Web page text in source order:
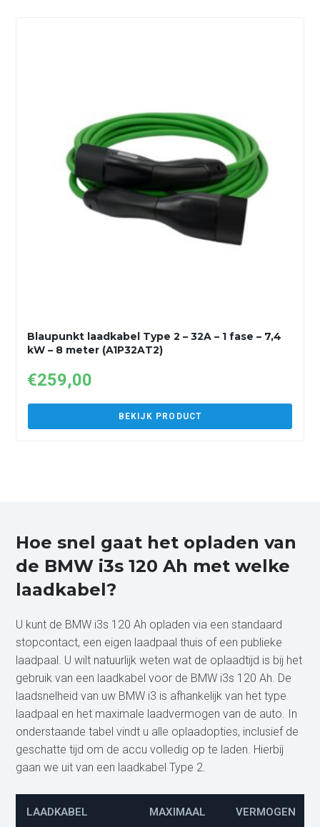
Blaupunkt laadkabel Type 2 – 32A – 1 fase – 7,4
kW – 8 meter (A1P32AT2)
€259,00
BEKIJK PRODUCT
Hoe snel gaat het opladen van
de BMW i3s 120 Ah met welke
laadkabel?
U kunt de BMW i3s 120 Ah opladen via een standaard
stopcontact, een eigen laadpaal thuis of een publieke
laadpaal. U wilt natuurlijk weten wat de oplaadtijd is bij het
gebruik van een laadkabel voor de BMW i3s 120 Ah. De
laadsnelheid van uw BMW i3 is afhankelijk van het type
laadpaal en het maximale laadvermogen van de auto. In
onderstaande tabel vindt u alle oplaadopties, inclusief de
geschatte tijd om de accu volledig op te laden. Hierbij
gaan we uit van een laadkabel Type 2.
LAADKABEL MAXIMAAL VERMOGEN